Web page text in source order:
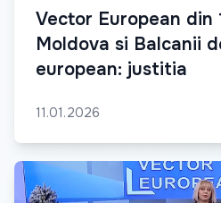
Vector European din
Moldova si Balcanii
european: justitia
11.01.2026